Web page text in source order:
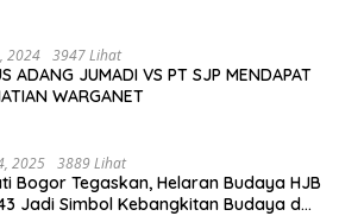
2024 3947 Lihat
ADANG JUMADI VS PT SJP MENDAPAT
WARGANET
2025 3889 Lihat
Bogor Tegaskan, Helaran Budaya HJB
Jadi Simbol Kebangkitan Budaya dan